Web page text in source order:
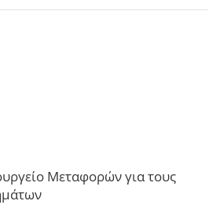
Μεταφορών για τους